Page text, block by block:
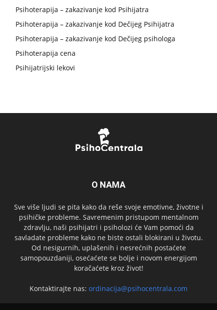
Psihoterapija – zakazivanje kod Psihijatra
Psihoterapija – zakazivanje kod Dečijeg Psihijatra
Psihoterapija – zakazivanje kod Dečijeg psihologa
Psihoterapija cena
Psihijatrijski lekovi
O NAMA
Sve više ljudi se pita kako da reše svoje emotivne, životne i
psihičke probleme. Savremenim pristupom mentalnom
zdravlju, naši psihijatri i psiholozi će Vam pomoći da
savladate probleme kako ne biste ostali blokirani u životu.
Od nesigurnih, uplašenih i nesrećnih postaćete
samopouzdaniji, osećaćete se bolje i novom energijom
koračaćete kroz život!
Kontaktirajte nas: ordinacija@psihocentrala.com